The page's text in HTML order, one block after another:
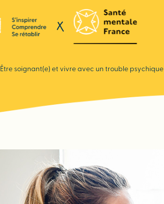
Être soignant(e) et vivre avec un trouble psychique